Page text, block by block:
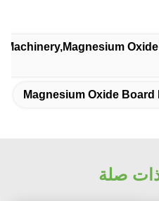
Magnesium Oxide
صلة